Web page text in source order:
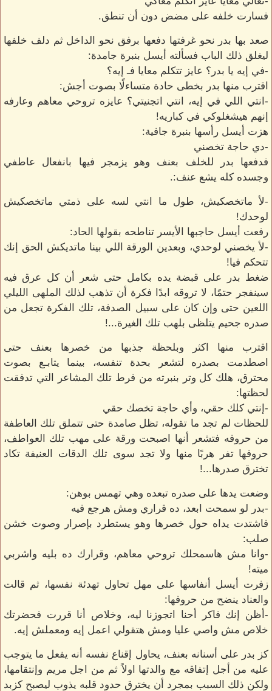
فسارت خلفه على مضض دون أن تنطق.
صعد بها بدر نحو غرفتها دفعها برفق نحو الداخل ثم دلف خلفها
ليغلق ذلك الباب فسألته أيسل بنبرة جامدة:
-في إيه يا بدر؟ عايز تتكلم معايا فـ إيه؟
اقترب منها بدر بخطى حادة متساءلًا بصوت أجش:
-انتي اللي في إيه، انتي اتجنيتي؟ عايزه تروحي معاهم وعارفه
إنهم هيشغلوكي في كباريه!
هزت أيسل رأسها بنبرة جافية:
-دي حاجة تخصني
فدفعها بدر للخلف بعنف وهو يزمجر فيها بانفعال عاطفي
وجسده كله يشع عنف:.
-لأ ماتخصكيش، طول ما انتي لسه على ذمتي ماتخصكيش
لوحدك!
رفعت أيسل حاجبها الأيسر تناطحه بقولها الحاد:
-لأ يخصني لوحدي، وبعدين الورقة اللي بينا ماتديكش الحق إنك
تتحكم فيا!
ضغط بدر على قبضة يده بكامل حتى شعر أن كل عرق فيه
سينفجر حتمًا، لا تروقه ابدًا فكرة أن تذهب لذلك الملهى الليلي
اللعين حتى وإن كان على سبيل الصدفة، تلك الفكرة تجعل من
صدره جحيم يتلظى بلهب تلك الغيرة...!
اقترب منها اكثر وبلحظة جذبها من خصرها بعنف حتى
اصطدمت بصدره لتشعر بحدة تنفسه، بينما يتابـع بصوت
محترق، هلك كل وتر بنبرته من فرط تلك المشاعر التي تدفقت
لحظتها:
-إنتي كلك حقي، وأي حاجة تخصك حقي
للحظات لم تجد ما تقوله، تظل صامدة حتى تتملق تلك العاطفة
من حروفه فتشعر أنها اصبحت ورقة على مهب تلك العواطف،
حروفها تفر هربًا منها ولا تجد سوى تلك الدقات العنيفة تكاد
تخترق صدرها...!
وضعت يدها على صدره تبعده وهي تهمس بوهن:
-بدر لو سمحت ابعد، ده قراري ومش هرجع فيه
فاشتدت يداه حول خصرها وهو يستطرد بإصرار وصوت خشن
صلب:
-وانا مش هاسمحلك تروحي معاهم، وقرارك ده بليه واشربي
ميته!
زفرت أيسل أنفاسها على مهل تحاول تهدئة نفسها، ثم قالت
والعناد ينضح من حروفها:
-أظن إنك فاكر أحنا اتجوزنا ليه، وخلاص أنا قررت فحضرتك
خلاص مش واصي عليا ومش هتقولي اعمل إيه ومعملش إيه.
كز بدر على أسنانه بعنف، يحاول إقناع نفسه أنه يفعل ما يتوجب
عليه من أجل إتفاقه مع والدتها اولاً ثم من اجل مريم وإنتقامها،
ولكن ذلك السبب بمجرد أن يخترق حدود قلبه يذوب ليصبح كزبد